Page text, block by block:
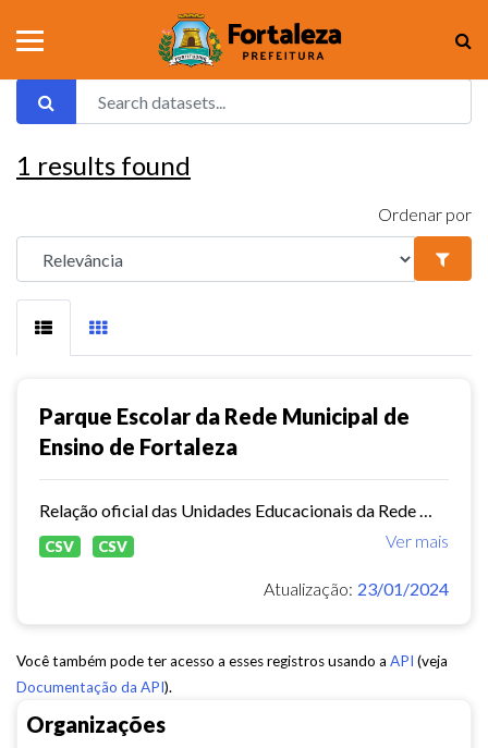
Organizações
1 results found
Ordenar por
Parque Escolar da Rede Municipal de
Ensino de Fortaleza
Ver mais
CSV CSV
Atualização: 23/01/2024
Você também pode ter acesso a esses registros usando a API (veja
Documentação da API).